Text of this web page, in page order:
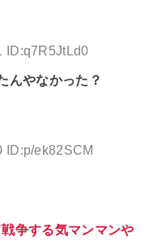
ID:q7R5JtLd0
んやなかった？
ID:p/ek82SCM
争する気マンマンや